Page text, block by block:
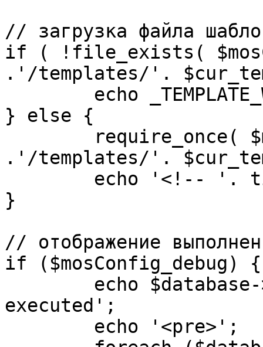
// загрузка файла
if ( !file_exists(
.'/templates/'.
} else {
.'/templates/'.
}
// отображение
if ($mosConfig_debug) {
executed';